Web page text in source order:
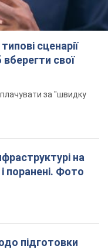
сценарії
свої
за "швидку
на
поранені. Фото
підготовки